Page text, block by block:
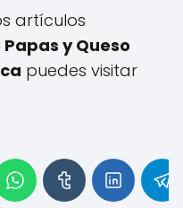
artículos
y Queso
puedes visitar